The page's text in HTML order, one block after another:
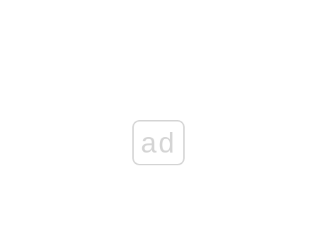
ad